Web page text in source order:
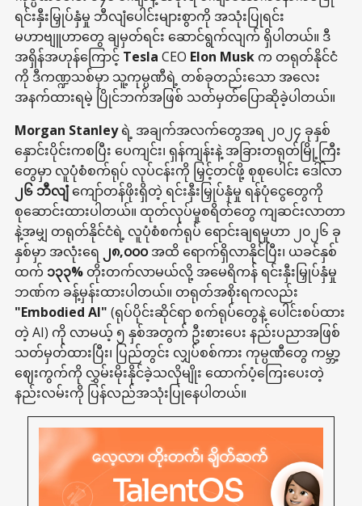
ရင်းနှီးမြှုပ်နှံမှု ဘီလျံပေါင်းများစွာကို အသုံးပြုရင်း
မဟာဗျူဟာတွေ ချမှတ်ရင်း ဆောင်ရွက်လျက် ရှိပါတယ်။ ဒီ
အရှိန်အဟုန်ကြောင့် Tesla CEO Elon Musk က တရုတ်နိုင်ငံ
ကို ဒီကဏ္ဍသစ်မှာ သူ့ကုမ္ပဏီရဲ့ တစ်ခုတည်းသော အလေး
အနက်ထားရမဲ့ ပြိုင်ဘက်အဖြစ် သတ်မှတ်ပြောဆိုခဲ့ပါတယ်။
Morgan Stanleyရဲ့ အချက်အလက်တွေအရ ၂၀၂၄ ခုနှစ်
နှောင်းပိုင်းကစပြီး ပေကျင်း၊ ရှန်ကျန်းနဲ့ အခြားတရုတ်မြို့ကြီး
တွေမှာ လူပုံစံစက်ရုပ် လုပ်ငန်းကို မြှင့်တင်ဖို့ စုစုပေါင်း ဒေါ်လာ
၂၆ ဘီလျံကျော်တန်ဖိုးရှိတဲ့ ရင်းနှီးမြှုပ်နှံမှု ရန်ပုံငွေတွေကို
စုဆောင်းထားပါတယ်။ ထုတ်လုပ်မှုစရိတ်တွေ ကျဆင်းလာတာ
နဲ့အမျှ တရုတ်နိုင်ငံရဲ့ လူပုံစံစက်ရုပ် ရောင်းချရမှုဟာ ၂၀၂၆ ခု
နှစ်မှာ အလုံးရေ ၂၈,၀၀၀အထိ ရောက်ရှိလာနိုင်ပြီး၊ ယခင်နှစ်
ထက် ၁၃၃% တိုးတက်လာမယ်လို့ အမေရိကန် ရင်းနှီးမြှုပ်နှံမှု
ဘဏ်က ခန့်မှန်းထားပါတယ်။ တရုတ်အစိုးရကလည်း
"Embodied AI" (ရုပ်ပိုင်းဆိုင်ရာ စက်ရုပ်တွေနဲ့ ပေါင်းစပ်ထား
တဲ့ AI) ကို လာမယ့် ၅ နှစ်အတွက် ဦးစားပေး နည်းပညာအဖြစ်
သတ်မှတ်ထားပြီး၊ ပြည်တွင်း လျှပ်စစ်ကား ကုမ္ပဏီတွေ ကမ္ဘာ့
ဈေးကွက်ကို လွှမ်းမိုးနိုင်ခဲ့သလိုမျိုး ထောက်ပံ့ကြေးပေးတဲ့
နည်းလမ်းကို ပြန်လည်အသုံးပြုနေပါတယ်။